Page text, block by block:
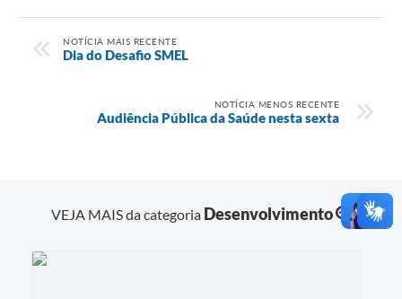
NOTÍCIA MAIS RECENTE
Dia do Desafio SMEL
NOTÍCIA MENOS RECENTE
Audiência Pública da Saúde nesta sexta
VEJA MAIS da categoria Desenvolvimento